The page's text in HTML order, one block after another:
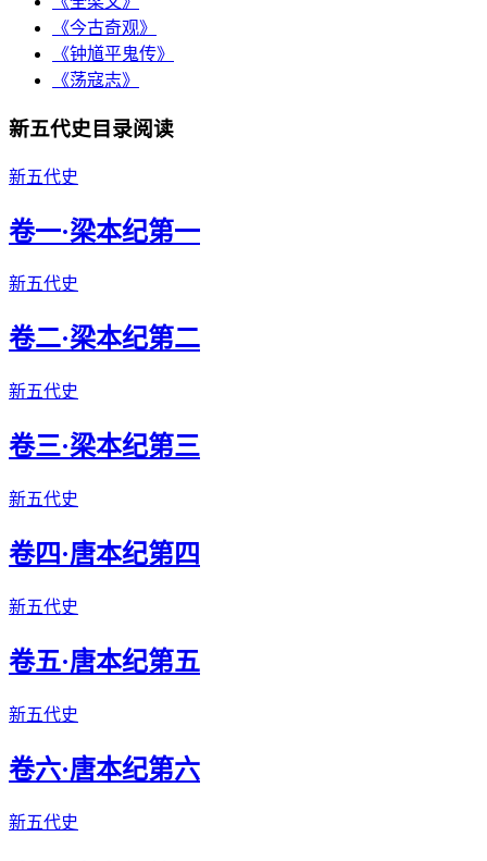
《今古奇观》
《钟馗平鬼传》
《荡寇志》
新五代史目录阅读
新五代史
卷一·梁本纪第一
新五代史
卷二·梁本纪第二
新五代史
卷三·梁本纪第三
新五代史
卷四·唐本纪第四
新五代史
卷五·唐本纪第五
新五代史
卷六·唐本纪第六
新五代史